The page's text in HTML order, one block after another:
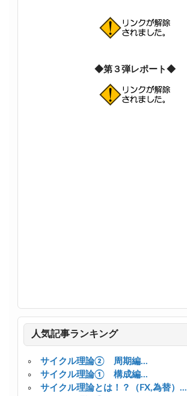
◆第３弾レポート◆
人気記事ランキング
サイクル理論② 周期編...
サイクル理論① 構成編...
サイクル理論とは！？（FX,為替）...